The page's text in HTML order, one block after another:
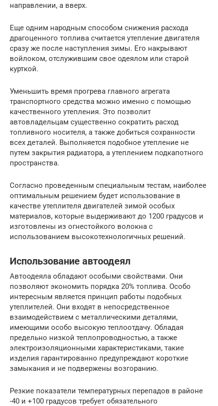
направлении, а вверх.
Еще одним народным способом снижения расхода
драгоценного топлива считается утепление двигателя
сразу же после наступления зимы. Его накрывают
войлоком, отслужившим свое одеялом или старой
курткой.
Уменьшить время прогрева главного агрегата
транспортного средства можно именно с помощью
качественного утепления. Это позволит
автовладельцам существенно сократить расход
топливного носителя, а также добиться сохранности
всех деталей. Выполняется подобное утепление не
путем закрытия радиатора, а утеплением подкапотного
пространства.
Согласно проведенным специальным тестам, наиболее
оптимальным решением будет использование в
качестве утеплителя двигателей зимой особых
материалов, которые выдерживают до 1200 градусов и
изготовлены из огнестойкого волокна с
использованием высокотехнологичных решений.
Использование автоодеял
Автоодеяла обладают особыми свойствами. Они
позволяют экономить порядка 20% топлива. Особо
интересным является принцип работы подобных
утеплителей. Они входят в непосредственное
взаимодействием с металлическими деталями,
имеющими особо высокую теплоотдачу. Обладая
предельно низкой теплопроводностью, а также
электроизоляционными характеристиками, такие
изделия гарантированно предупреждают короткие
замыкания и не подвержены возгоранию.
Резкие показатели температурных перепадов в районе
-40 и +100 градусов требует обязательного